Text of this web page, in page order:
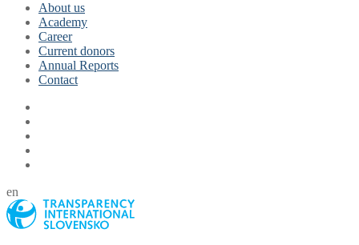
About us
Academy
Career
Current donors
Annual Reports
Contact
en